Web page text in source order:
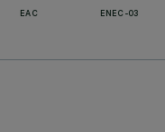
EAC ENEC-03